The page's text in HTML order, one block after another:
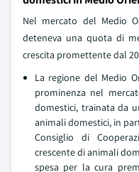
Nel mercato del Medio
deteneva una quota di
crescita promettente dal
La regione del Medio
prominenza nel
domestici, trainata da
animali domestici, in
Consiglio di
crescente di animali
spesa per la cura